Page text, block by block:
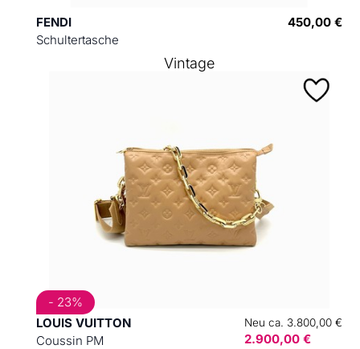
FENDI
Schultertasche
450,00 €
LOUIS VUITTON
Coussin PM
Neu ca. 3.800,00 €
2.900,00 €
- 23%
Vintage